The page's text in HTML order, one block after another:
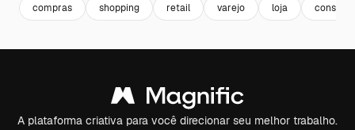
compras shopping retail varejo loja consumo
A plataforma criativa para você direcionar seu melhor trabalho.